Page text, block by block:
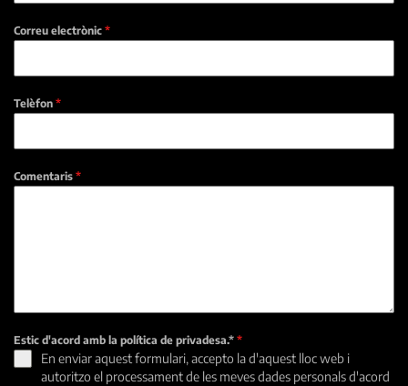
Correu electrònic *
Telèfon *
Comentaris *
Estic d'acord amb la política de privadesa.* *
En enviar aquest formulari, accepto la d'aquest lloc web i
autoritzo el processament de les meves dades personals d'acord